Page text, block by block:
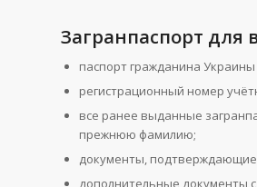
Загранпаспорт для
паспорт гражданина
регистрационный номер
все ранее выданные
прежнюю фамилию;
документы, подтверждающие
дополнительные документы